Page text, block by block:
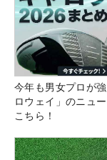
今年も男女プロが
ロウェイ」のニュ
こちら！